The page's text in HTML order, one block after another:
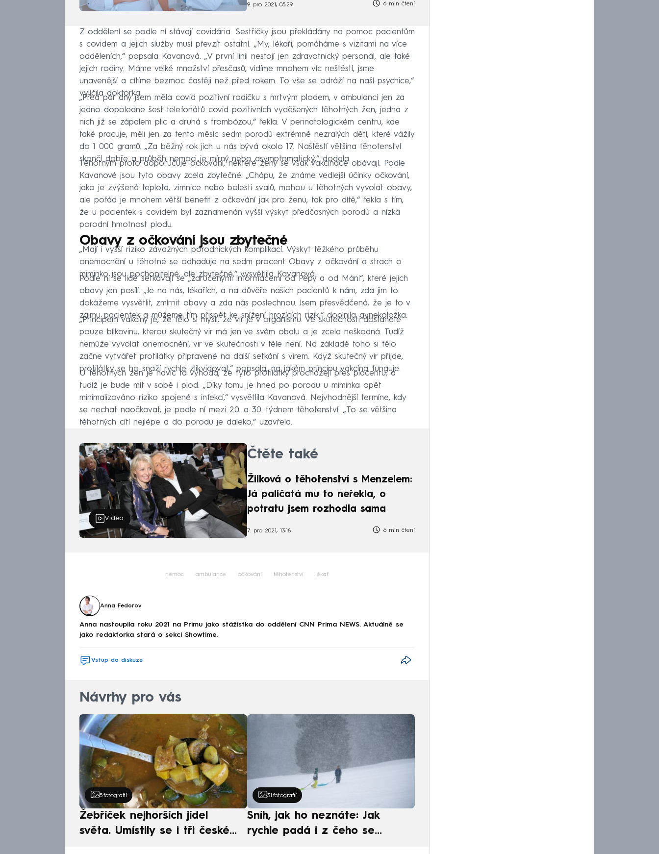
9. pro 2021, 05:29 6 min čtení
Z oddělení se podle ní stávají covidária. Sestřičky jsou překládány na pomoc pacientům
s covidem a jejich služby musí převzít ostatní. „My, lékaři, pomáháme s vizitami na více
odděleních,“ popsala Kavanová. „V první linii nestojí jen zdravotnický personál, ale také
jejich rodiny. Máme velké množství přesčasů, vidíme mnohem víc neštěstí, jsme
unavenější a cítíme bezmoc častěji než před rokem. To vše se odráží na naší psychice,“
vylíčila doktorka.
„Před pár dny jsem měla covid pozitivní rodičku s mrtvým plodem, v ambulanci jen za
jedno dopoledne šest telefonátů covid pozitivních vyděšených těhotných žen, jedna z
nich již se zápalem plic a druhá s trombózou,“ řekla. V perinatologickém centru, kde
také pracuje, měli jen za tento měsíc sedm porodů extrémně nezralých dětí, které vážily
do 1 000 gramů. „Za běžný rok jich u nás bývá okolo 17. Naštěstí většina těhotenství
skončí dobře a průběh nemoci je mírný nebo asymptomatický,“ dodala.
Těhotným proto doporučuje očkování, některé ženy se však vakcinace obávají. Podle
Kavanové jsou tyto obavy zcela zbytečné. „Chápu, že známe vedlejší účinky očkování,
jako je zvýšená teplota, zimnice nebo bolesti svalů, mohou u těhotných vyvolat obavy,
ale pořád je mnohem větší benefit z očkování jak pro ženu, tak pro dítě,“ řekla s tím,
že u pacientek s covidem byl zaznamenán vyšší výskyt předčasných porodů a nízká
porodní hmotnost plodu.
Obavy z očkování jsou zbytečné
„Mají i vyšší riziko závažných porodnických komplikací. Výskyt těžkého průběhu
onemocnění u těhotné se odhaduje na sedm procent. Obavy z očkování a strach o
miminko jsou pochopitelné, ale zbytečné,“ vysvětlila Kavanová.
Podle ní se lidé setkávají se „zaručenými informacemi od Pepy a od Máni“, které jejich
obavy jen posílí. „Je na nás, lékařích, a na důvěře našich pacientů k nám, zda jim to
dokážeme vysvětlit, zmírnit obavy a zda nás poslechnou. Jsem přesvědčená, že je to v
zájmu pacientek a můžeme tím přispět ke snížení hrozících rizik,“ doplnila gynekoložka.
„Principem vakcíny je, že tělo si myslí, že vir je v organismu. Ve skutečnosti dostanete
pouze bílkovinu, kterou skutečný vir má jen ve svém obalu a je zcela neškodná. Tudíž
nemůže vyvolat onemocnění, vir ve skutečnosti v těle není. Na základě toho si tělo
začne vytvářet protilátky připravené na další setkání s virem. Když skutečný vir přijde,
protilátky se ho snaží rychle zlikvidovat,“ popsala, na jakém principu vakcína funguje.
U těhotných žen je navíc ta výhoda, že tyto protilátky procházejí přes placentu, a
tudíž je bude mít v sobě i plod. „Díky tomu je hned po porodu u miminka opět
minimalizováno riziko spojené s infekcí,“ vysvětlila Kavanová. Nejvhodnější termíne, kdy
se nechat naočkovat, je podle ní mezi 20. a 30. týdnem těhotenství. „To se většina
těhotných cítí nejlépe a do porodu je daleko,“ uzavřela.
Video
Čtěte také
Žilková o těhotenství s Menzelem:
Já paličatá mu to neřekla, o
potratu jsem rozhodla sama
7. pro 2021, 13:18 6 min čtení
nemoc ambulance očkování těhotenství lékař
Anna Fedorov
Anna nastoupila roku 2021 na Primu jako stážistka do oddělení CNN Prima NEWS. Aktuálně se
jako redaktorka stará o sekci Showtime.
Vstup do diskuze
Návrhy pro vás
5 fotografií
Žebříček nejhorších jídel
světa. Umístily se i tři české
31 fotografií
Sníh, jak ho neznáte: Jak
rychle padá i z čeho se